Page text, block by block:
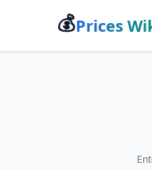
💰Prices